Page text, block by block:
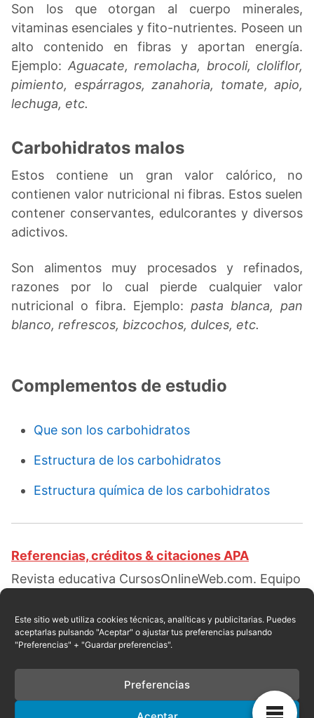
Este sitio web utiliza cookies técnicas, analíticas y publicitarias. Puedes
aceptarlas pulsando "Aceptar" o ajustar tus preferencias pulsando
"Preferencias" + "Guardar preferencias".
Preferencias
Son los que otorgan al cuerpo minerales,
vitaminas esenciales y fito-nutrientes. Poseen un
alto contenido en fibras y aportan energía.
Ejemplo: Aguacate, remolacha, brocoli, cloliflor,
pimiento, espárragos, zanahoria, tomate, apio,
lechuga, etc.
Carbohidratos malos
Estos contiene un gran valor calórico, no
contienen valor nutricional ni fibras. Estos suelen
contener conservantes, edulcorantes y diversos
adictivos.
Son alimentos muy procesados y refinados,
razones por lo cual pierde cualquier valor
nutricional o fibra. Ejemplo: pasta blanca, pan
blanco, refrescos, bizcochos, dulces, etc.
Complementos de estudio
Que son los carbohidratos
Estructura de los carbohidratos
Estructura química de los carbohidratos
Referencias, créditos & citaciones APA
Revista educativa CursosOnlineWeb.com. Equipo
carbohidratos. Escrito por:Elizabeth Ramírez
Pantaleón. Obtenido en fecha 08, 2026, desde el
https://cursosonlineweb.com/tipos-
de-carbohidratos.html